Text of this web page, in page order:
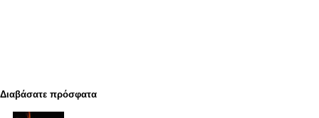
Διαβάσατε πρόσφατα